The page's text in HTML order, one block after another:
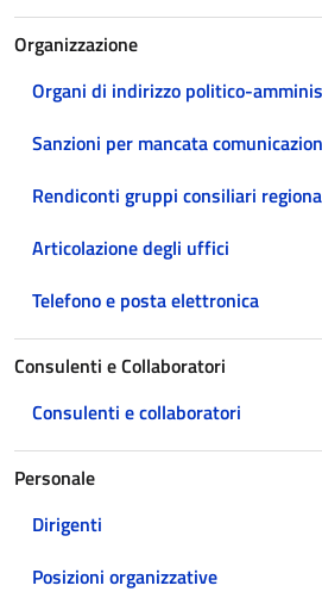
Organizzazione
Organi di indirizzo politico-
Sanzioni per mancata
Rendiconti gruppi consiliari
Articolazione degli uffici
Telefono e posta elettronica
Consulenti e Collaboratori
Consulenti e collaboratori
Personale
Dirigenti
Posizioni organizzative